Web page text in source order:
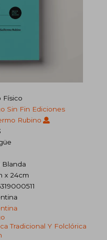
Físico
Sin Fin Ediciones
Rubino
Blanda
x 24cm
Tradicional Y Folclórica